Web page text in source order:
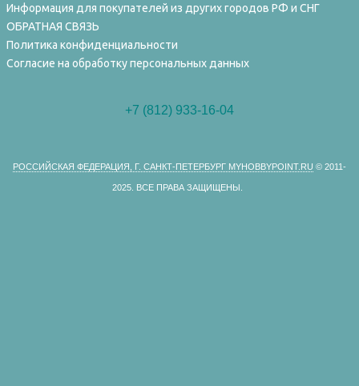
Информация для покупателей из других городов РФ и СНГ
ОБРАТНАЯ СВЯЗЬ
Политика конфиденциальности
Согласие на обработку персональных данных
+7 (812) 933-16-04
РОССИЙСКАЯ ФЕДЕРАЦИЯ, Г. САНКТ-ПЕТЕРБУРГ MYHOBBYPOINT.RU © 2011-
2025. ВСЕ ПРАВА ЗАЩИЩЕНЫ.